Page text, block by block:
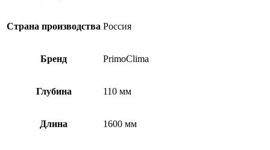
Страна производства Россия
Бренд PrimoClima
Глубина 110 мм
Длина 1600 мм